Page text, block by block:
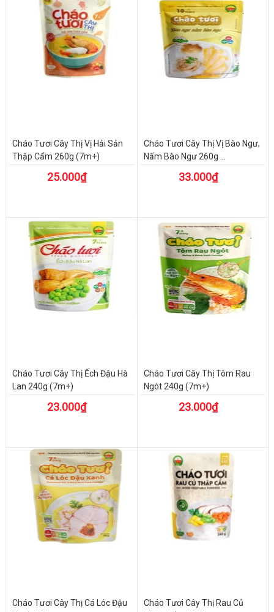
Cháo Tươi Cây Thị Vị Hải Sản
Thập Cẩm 260g (7m+)
25.000₫
Cháo Tươi Cây Thị Vị Bào Ngư,
Nấm Bào Ngư 260g ...
33.000₫
Cháo Tươi Cây Thị Ếch Đậu Hà
Lan 240g (7m+)
23.000₫
Cháo Tươi Cây Thị Tôm Rau
Ngót 240g (7m+)
23.000₫
Cháo Tươi Cây Thị Cá Lóc Đậu
Cháo Tươi Cây Thị Rau Củ